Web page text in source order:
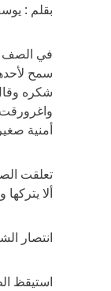
بقلم :
في الصف
سمح
شكره
واغرورقت
أمنية
تعلقت
ألا
انتصار
استيقظ